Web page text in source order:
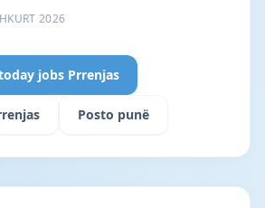
2026
jobs Prrenjas
Posto punë